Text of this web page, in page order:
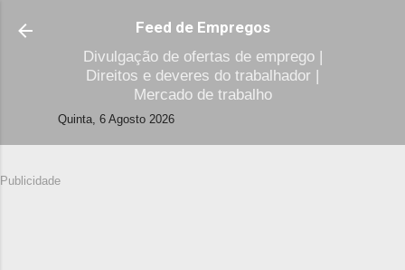
Avançar para o conteúdo principal
Feed de Empregos
Divulgação de ofertas de emprego |
Direitos e deveres do trabalhador |
Mercado de trabalho
Quinta, 6 Agosto 2026
Publicidade